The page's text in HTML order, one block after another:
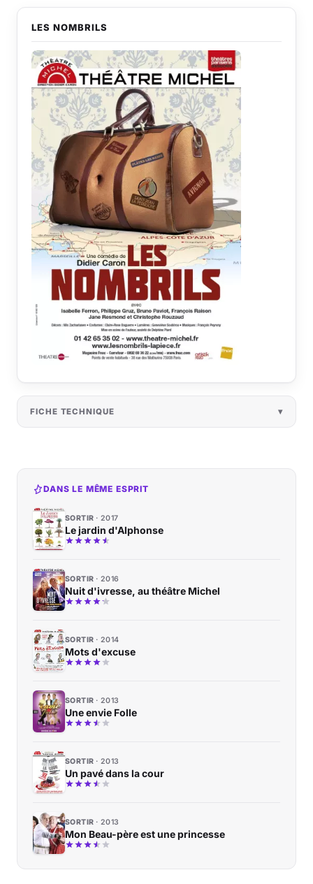
LES NOMBRILS
FICHE TECHNIQUE
DANS LE MÊME ESPRIT
SORTIR 2017
Le jardin d'Alphonse
SORTIR 2016
Nuit d'ivresse, au théâtre Michel
SORTIR 2014
Mots d'excuse
SORTIR 2013
Une envie Folle
SORTIR 2013
Un pavé dans la cour
SORTIR 2013
Mon Beau-père est une princesse